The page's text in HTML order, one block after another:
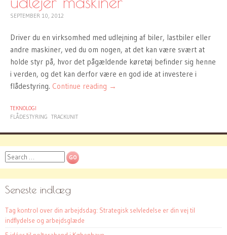
SEPTEMBER 10, 2012
Driver du en virksomhed med udlejning af biler, lastbiler eller
andre maskiner, ved du om nogen, at det kan være svært at
holde styr på, hvor det pågældende køretøj befinder sig henne
i verden, og det kan derfor være en god ide at investere i
flådestyring. Continue reading →
TEKNOLOGI
FLÅDESTYRING TRACKUNIT
Search
Seneste indlæg
Tag kontrol over din arbejdsdag: Strategisk selvledelse er din vej til
indflydelse og arbejdsglæde